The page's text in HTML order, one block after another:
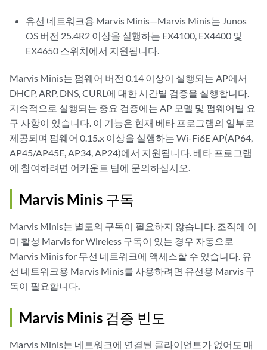
유선 네트워크용 Marvis Minis—Marvis Minis는 Junos
OS 버전 25.4R2 이상을 실행하는 EX4100, EX4400 및
EX4650 스위치에서 지원됩니다.
Marvis Minis는 펌웨어 버전 0.14 이상이 실행되는 AP에서
DHCP, ARP, DNS, CURL에 대한 시간별 검증을 실행합니다.
지속적으로 실행되는 중요 검증에는 AP 모델 및 펌웨어별 요
구 사항이 있습니다. 이 기능은 현재 베타 프로그램의 일부로
제공되며 펌웨어 0.15.x 이상을 실행하는 Wi-Fi6E AP(AP64,
AP45/AP45E, AP34, AP24)에서 지원됩니다. 베타 프로그램
에 참여하려면 어카운트 팀에 문의하십시오.
Marvis Minis 구독
Marvis Minis는 별도의 구독이 필요하지 않습니다. 조직에 이
미 활성 Marvis for Wireless 구독이 있는 경우 자동으로
Marvis Minis for 무선 네트워크에 액세스할 수 있습니다. 유
선 네트워크용 Marvis Minis를 사용하려면 유선용 Marvis 구
독이 필요합니다.
Marvis Minis 검증 빈도
Marvis Minis는 네트워크에 연결된 클라이언트가 없어도 매